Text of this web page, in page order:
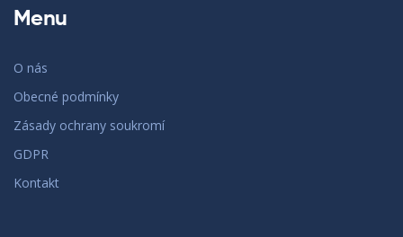
Menu
O nás
Obecné podmínky
Zásady ochrany soukromí
GDPR
Kontakt